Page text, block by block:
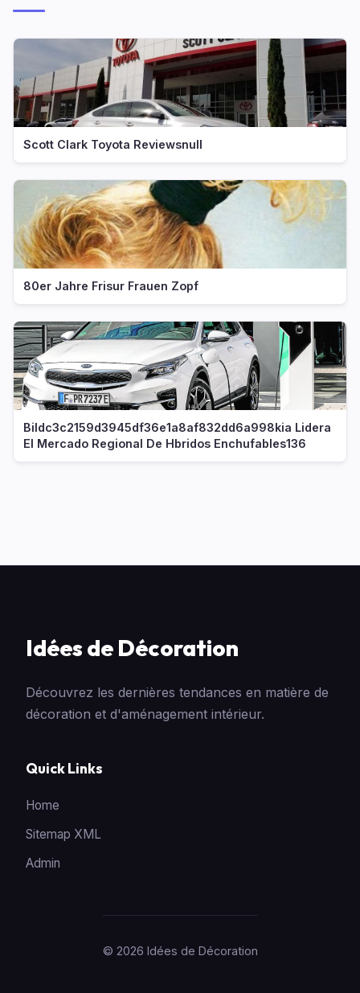
Scott Clark Toyota Reviewsnull
80er Jahre Frisur Frauen Zopf
Bildc3c2159d3945df36e1a8af832dd6a998kia Lidera
El Mercado Regional De Hbridos Enchufables136
Idées de Décoration
Découvrez les dernières tendances en matière de
décoration et d'aménagement intérieur.
Quick Links
Home
Sitemap XML
Admin
© 2026 Idées de Décoration